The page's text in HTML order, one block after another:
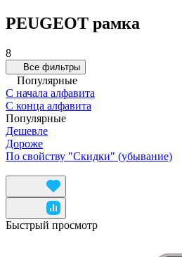
PEUGEOT рамка
8
Все фильтры
Популярные
С начала алфавита
С конца алфавита
Популярные
Дешевле
Дороже
По свойству "Скидки" (убывание)
Быстрый просмотр